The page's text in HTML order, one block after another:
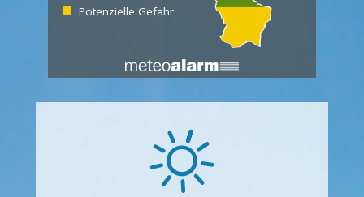
Potenzielle Gefahr